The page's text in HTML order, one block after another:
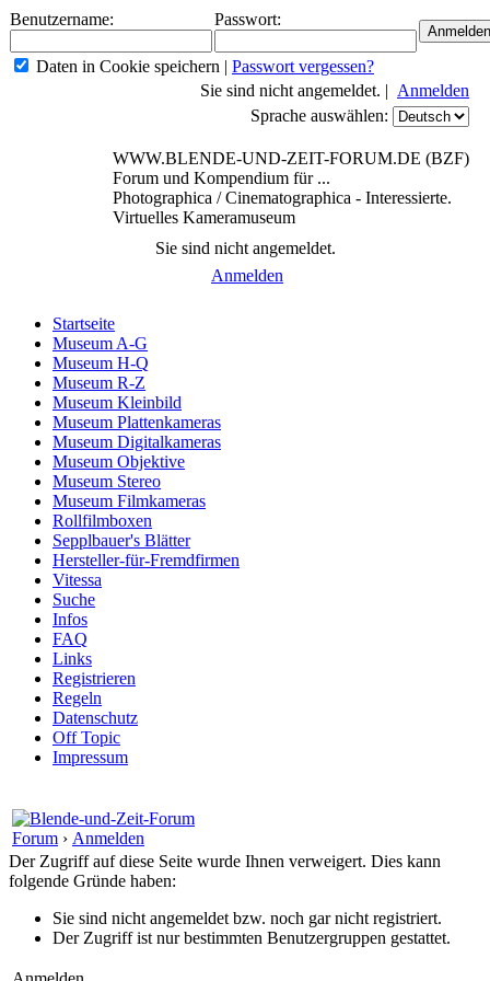
Benutzername: Passwort:
Daten in Cookie speichern | Passwort vergessen?
Sie sind nicht angemeldet. | Anmelden
Sprache auswählen:
WWW.BLENDE-UND-ZEIT-FORUM.DE (BZF)
Forum und Kompendium für ...
Photographica / Cinematographica - Interessierte.
Virtuelles Kameramuseum
Sie sind nicht angemeldet.
Anmelden
Startseite
Museum A-G
Museum H-Q
Museum R-Z
Museum Kleinbild
Museum Plattenkameras
Museum Digitalkameras
Museum Objektive
Museum Stereo
Museum Filmkameras
Rollfilmboxen
Sepplbauer's Blätter
Hersteller-für-Fremdfirmen
Vitessa
Suche
Infos
FAQ
Links
Registrieren
Regeln
Datenschutz
Off Topic
Impressum
Forum › Anmelden
Der Zugriff auf diese Seite wurde Ihnen verweigert. Dies kann
folgende Gründe haben:
Sie sind nicht angemeldet bzw. noch gar nicht registriert.
Der Zugriff ist nur bestimmten Benutzergruppen gestattet.